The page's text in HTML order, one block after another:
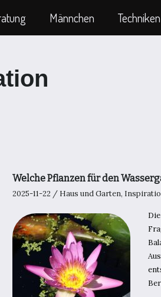
Männchen Techniken
Welche Pflanzen für den
2025-11-22 / Haus und Garten,